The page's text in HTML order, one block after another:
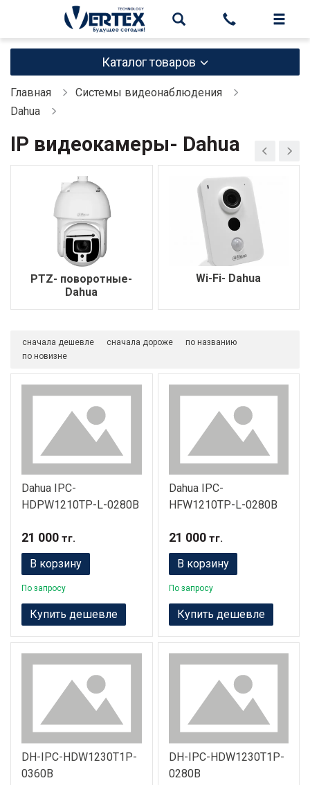
Каталог товаров
Главная
Системы видеонаблюдения
Dahua
IP видеокамеры- Dahua
PTZ- поворотные-
Dahua
Wi-Fi- Dahua
сначала дешевле сначала дороже
по названию
по новизне
Dahua IPC-
HDPW1210TP-L-0280B
21 000 тг.
В корзину
По запросу
Купить дешевле
Dahua IPC-
HFW1210TP-L-0280B
21 000тг.
В корзину
По запросу
Купить дешевле
DH-IPC-HDW1230T1P-
0360B
DH-IPC-HDW1230T1P-
0280B